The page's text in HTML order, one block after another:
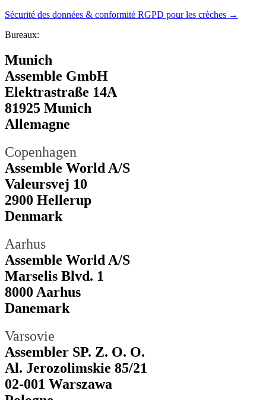
Sécurité des données & conformité RGPD pour les crèches →
Bureaux:
Munich
Assemble GmbH
Elektrastraße 14A
81925 Munich
Allemagne
Copenhagen
Assemble World A/S
Valeursvej 10
2900 Hellerup
Denmark
Aarhus
Assemble World A/S
Marselis Blvd. 1
8000 Aarhus
Danemark
Varsovie
Assembler SP. Z. O. O.
Al. Jerozolimskie 85/21
02-001 Warszawa